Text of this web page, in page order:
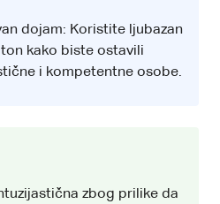
dojam: Koristite ljubazan
kako biste ostavili
i kompetentne osobe.
zbog prilike da